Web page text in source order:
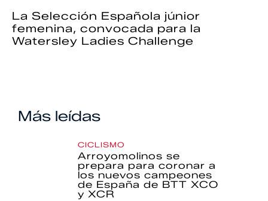
La Selección Española júnior
femenina, convocada para la
Watersley Ladies Challenge
Más leídas
CICLISMO
Arroyomolinos se
prepara para coronar a
los nuevos campeones
de España de BTT XCO
y XCR